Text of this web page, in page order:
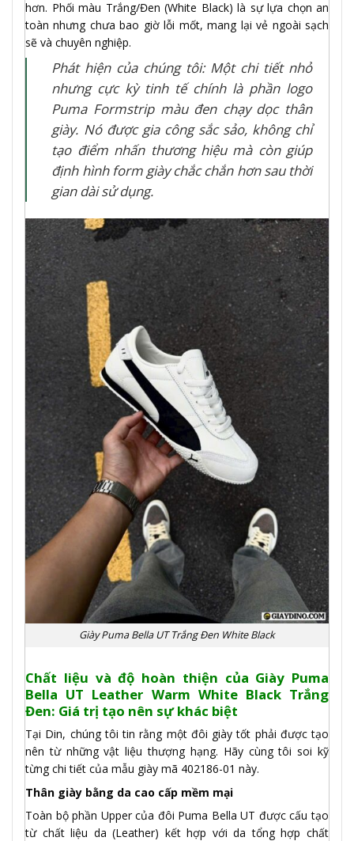
hơn. Phối màu Trắng/Đen (White Black) là sự lựa chọn an
toàn nhưng chưa bao giờ lỗi mốt, mang lại vẻ ngoài sạch
sẽ và chuyên nghiệp.
Phát hiện của chúng tôi: Một chi tiết nhỏ
nhưng cực kỳ tinh tế chính là phần logo
Puma Formstrip màu đen chạy dọc thân
giày. Nó được gia công sắc sảo, không chỉ
tạo điểm nhấn thương hiệu mà còn giúp
định hình form giày chắc chắn hơn sau thời
gian dài sử dụng.
Giày Puma Bella UT Trắng Đen White Black
Chất liệu và độ hoàn thiện của Giày Puma
Bella UT Leather Warm White Black Trắng
Đen: Giá trị tạo nên sự khác biệt
Tại Din, chúng tôi tin rằng một đôi giày tốt phải được tạo
nên từ những vật liệu thượng hạng. Hãy cùng tôi soi kỹ
từng chi tiết của mẫu giày mã 402186-01 này.
Thân giày bằng da cao cấp mềm mại
Toàn bộ phần Upper của đôi Puma Bella UT được cấu tạo
từ chất liệu da (Leather) kết hợp với da tổng hợp chất